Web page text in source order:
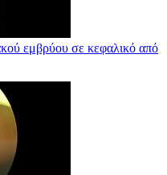
εμβρύου σε κεφαλικό από